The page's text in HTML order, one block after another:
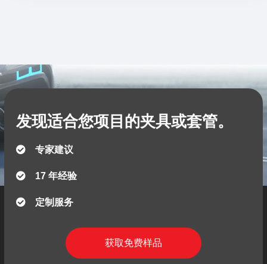
发现适合您项目的夹具或套管。
专家建议
17 年经验
定制服务
获取免费样品